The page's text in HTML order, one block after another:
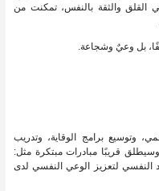
القلق والثقة بالنفس، تمكنت من
بل وعيٌ وشجاعة.
وتوسيع برامج الوقاية، وتدريب
قريبًا مبادرات مبتكرة مثل:
النفسي لتعزيز الوعي النفسي لدى